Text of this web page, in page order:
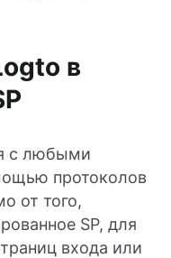
в
с любыми
протоколов
от того,
SP, для
входа или